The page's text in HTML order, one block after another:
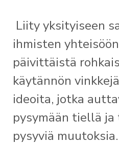
Liity yksityiseen
ihmisten
päivittäistä
käytännön
ideoita, jotka
pysymään tiellä ja
pysyviä muutoksia.